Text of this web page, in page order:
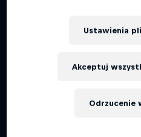
Ustawienia
Odrzucenie
Akceptuj